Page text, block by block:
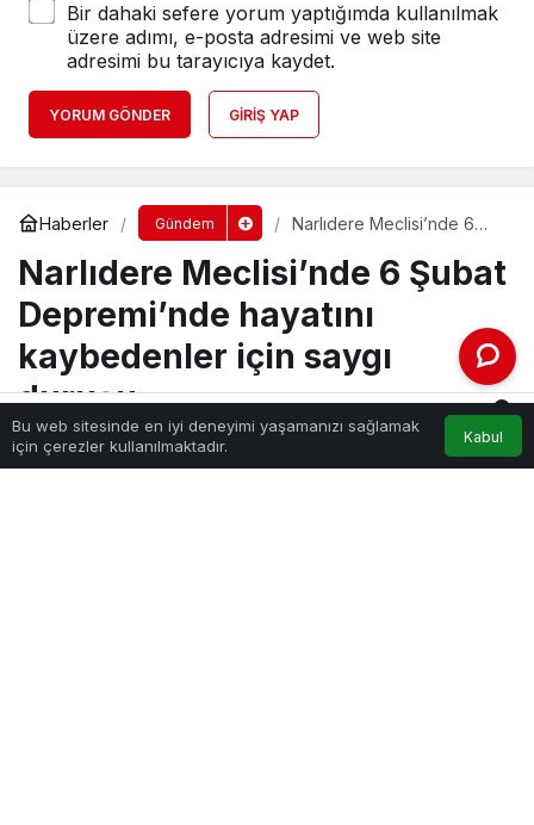
Bir dahaki sefere yorum yaptığımda kullanılmak
üzere adımı, e-posta adresimi ve web site
adresimi bu tarayıcıya kaydet.
YORUM GÖNDER GIRIŞ YAP
Haberler Gündem
Narlıdere Meclisi’nde 6
hayatını kaybedenler için
saygı duruşu
Narlıdere Meclisi’nde 6 Şubat
Depremi’nde hayatını
kaybedenler için saygı
duruşu
Bu web sitesinde en iyi deneyimi yaşamanızı sağlamak
için çerezler kullanılmaktadır.
Kabul
Anasayfa Akış Bildirimler